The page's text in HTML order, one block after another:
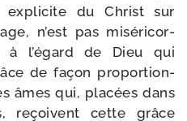
expli­cite du Christ sur
n’est pas misé­ri­cor­
à l’égard de Dieu qui
de façon pro­por­tion­
âmes qui, pla­cées dans
reçoivent cette grâce